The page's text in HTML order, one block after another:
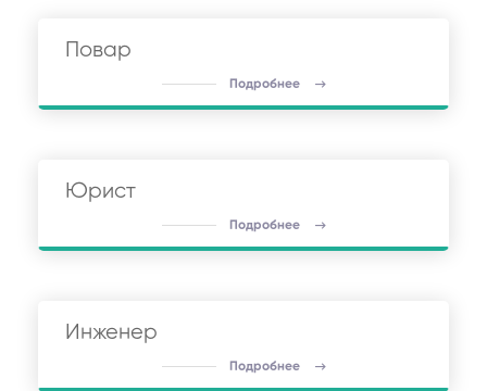
Повар
Подробнее
Юрист
Подробнее
Инженер
Подробнее